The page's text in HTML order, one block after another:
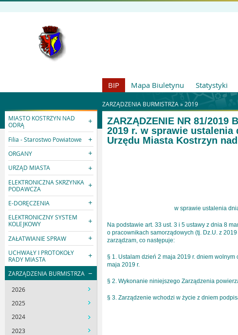
BIP Mapa Biuletynu Statystyki
ZARZĄDZENIA BURMISTRZA » 2019
MIASTO KOSTRZYN NAD
ODRĄ
Filia - Starostwo Powiatowe
ORGANY
URZĄD MIASTA
ELEKTRONICZNA SKRZYNKA
PODAWCZA
E-DORĘCZENIA
ELEKTRONICZNY SYSTEM
KOLEJKOWY
ZAŁATWIANIE SPRAW
UCHWAŁY I PROTOKOŁY
RADY MIASTA
ZARZĄDZENIA BURMISTRZA
2026
2025
2024
2023
ZARZĄDZENIE NR 81/2019
2019 r. w sprawie
Urzędu Miasta Kostrzyn
w sprawie ustalenia
Na podstawie art. 33 ust. 3 i 5 ustawy z dnia 8
o pracownikach samorządowych (tj. Dz.U. z
zarządzam, co następuje:
§ 1. Ustalam dzień 2 maja 2019 r. dniem
maja 2019 r.
§ 2. Wykonanie niniejszego Zarządzenia
§ 3. Zarządzenie wchodzi w życie z dniem